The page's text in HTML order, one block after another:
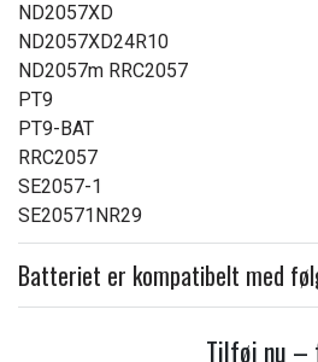
ND2057XD
ND2057XD24R10
ND2057m RRC2057
PT9
PT9-BAT
RRC2057
SE2057-1
SE20571NR29
Batteriet er kompatibelt med
Tilføj nu –